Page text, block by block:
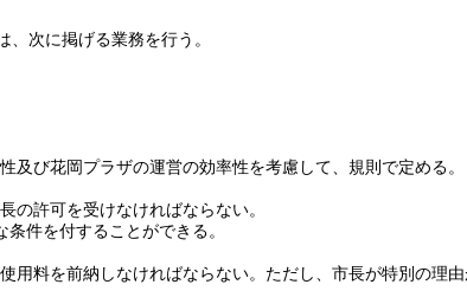
、次に掲げる業務を行う。
び花岡プラザの運営の効率性を考慮して、規則で定める。
の許可を受けなければならない。
件を付することができる。
用料を前納しなければならない。 ただし、市長が特別の理